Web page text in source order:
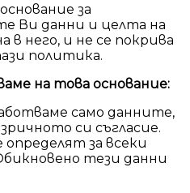
за
Ви данни и целта на
в него, и не се покрива
политика.
на това основание:
само данните,
си съгласие.
за всеки
тези данни